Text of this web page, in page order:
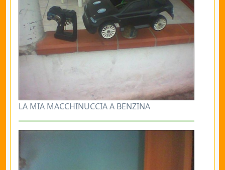
LA MIA MACCHINUCCIA A BENZINA